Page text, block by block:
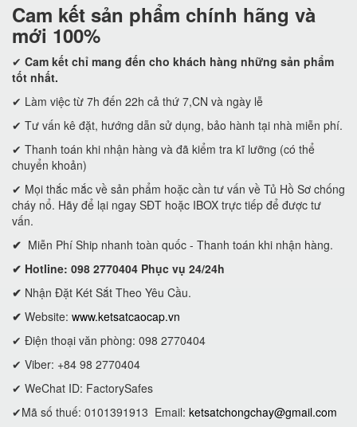
Cam kết sản phẩm chính hãng và
mới 100%
✔ Cam kết chỉ mang đến cho khách hàng những sản phẩm
tốt nhất.
✔ Làm việc từ 7h đến 22h cả thứ 7,CN và ngày lễ
✔ Tư vấn kê đặt, hướng dẫn sử dụng, bảo hành tại nhà miễn phí.
✔ Thanh toán khi nhận hàng và đã kiểm tra kĩ lưỡng (có thể
chuyển khoản)
✔ Mọi thắc mắc về sản phẩm hoặc cần tư vấn về Tủ Hồ Sơ chống
cháy nổ. Hãy để lại ngay SĐT hoặc IBOX trực tiếp để được tư
vấn.
✔ Miễn Phí Ship nhanh toàn quốc - Thanh toán khi nhận hàng.
✔ Hotline: 098 2770404 Phục vụ 24/24h
✔ Nhận Đặt Két Sắt Theo Yêu Cầu.
✔ Website: www.ketsatcaocap.vn
✔ Điện thoại văn phòng: 098 2770404
✔ Viber: +84 98 2770404
✔ WeChat ID: FactorySafes
✔Mã số thuế: 0101391913 Email: ketsatchongchay@gmail.com